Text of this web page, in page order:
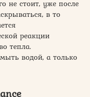
не стоит, уже после
в то
реакции
тепла.
водой, а только